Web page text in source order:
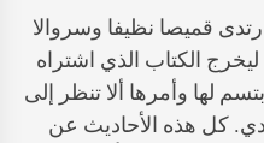
قميصا نظيفا وسروالا
الكتاب الذي اشتراه
لها وأمرها ألا تنظر إلى
كل هذه الأحاديث عن